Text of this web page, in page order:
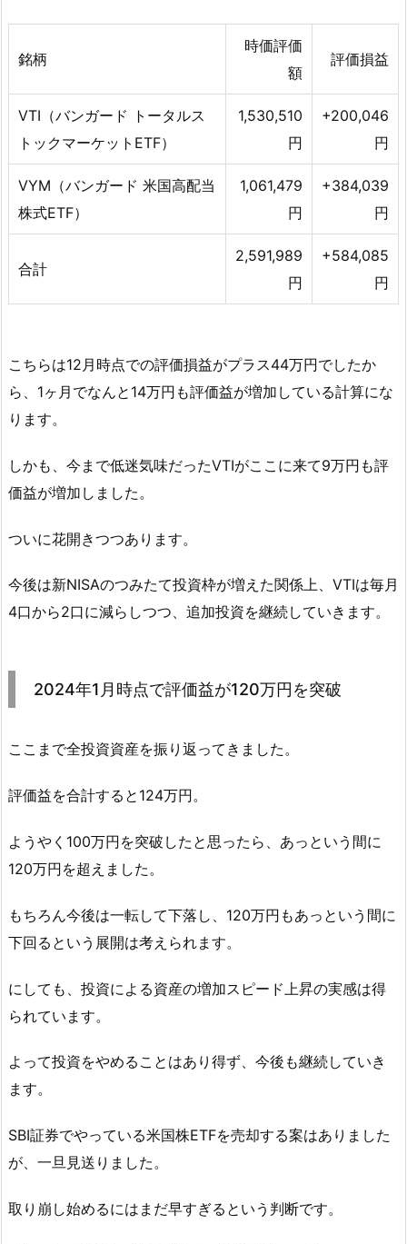
銘柄
時価評価
額
評価損益
VTI（バンガード トータルス
トックマーケットETF）
1,530,510
円
+200,046
円
VYM（バンガード 米国高配当
株式ETF）
1,061,479
円
+384,039
円
合計
2,591,989
円
+584,085
円
こちらは12月時点での評価損益がプラス44万円でしたか
ら、1ヶ月でなんと14万円も評価益が増加している計算にな
ります。
しかも、今まで低迷気味だったVTIがここに来て9万円も評
価益が増加しました。
ついに花開きつつあります。
今後は新NISAのつみたて投資枠が増えた関係上、VTIは毎月
4口から2口に減らしつつ、追加投資を継続していきます。
2024年1月時点で評価益が120万円を突破
ここまで全投資資産を振り返ってきました。
評価益を合計すると124万円。
ようやく100万円を突破したと思ったら、あっという間に
120万円を超えました。
もちろん今後は一転して下落し、120万円もあっという間に
下回るという展開は考えられます。
にしても、投資による資産の増加スピード上昇の実感は得
られています。
よって投資をやめることはあり得ず、今後も継続していき
ます。
SBI証券でやっている米国株ETFを売却する案はありました
が、一旦見送りました。
取り崩し始めるにはまだ早すぎるという判断です。